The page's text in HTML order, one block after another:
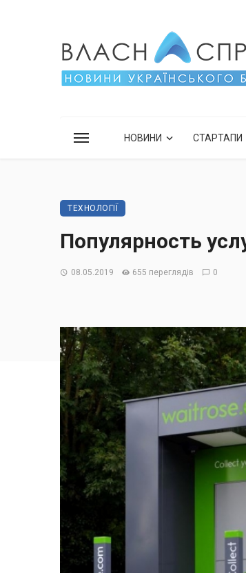
НОВИНИ СТАРТАПИ
ТЕХНОЛОГІЇ
Популярность
08.05.2019 655 переглядів 0